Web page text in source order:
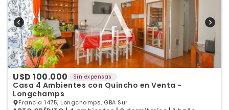
USD 100.000 Sin expensas
Casa 4 Ambientes con Quincho en Venta -
Longchamps
Francia 1475, Longchamps, GBA Sur